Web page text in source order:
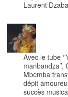
Laurent Dzaba
Avec le tube
manbandza’’,
Mbemba
dépit
succès